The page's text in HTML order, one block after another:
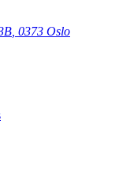
0373 Oslo